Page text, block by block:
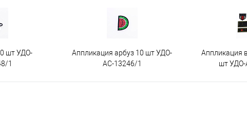
шт УДО-
1
Аппликация арбуз 10 шт УДО-
АС-13246/1
Аппликация
шт